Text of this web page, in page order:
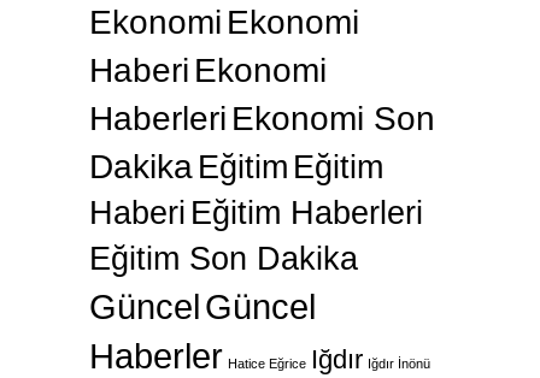
Ekonomi Ekonomi
Haberi Ekonomi
Haberleri Ekonomi Son
Dakika Eğitim Eğitim
Haberi Eğitim Haberleri
Eğitim Son Dakika
GüncelGüncel
Haberler Hatice Eğrice Iğdır Iğdır İnönü